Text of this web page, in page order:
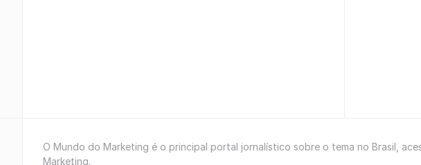
O Mundo do Marketing é o principal portal jornalístico sobre o tema no Brasil,
Marketing.